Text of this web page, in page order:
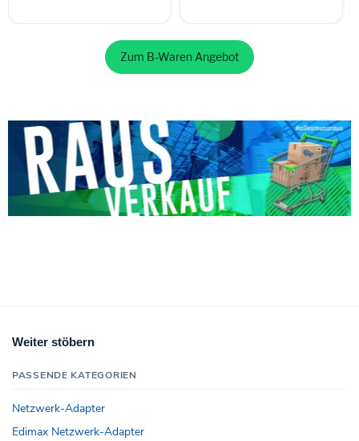
Zum B-Waren Angebot
Weiter stöbern
PASSENDE KATEGORIEN
Netzwerk-Adapter
Edimax Netzwerk-Adapter